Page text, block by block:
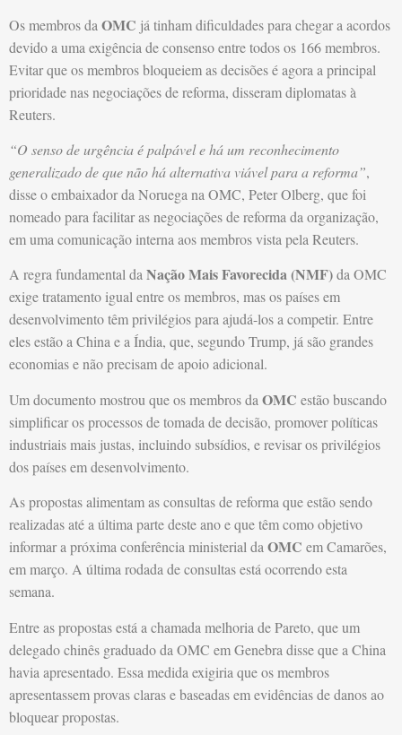
Os membros da OMC já tinham dificuldades para chegar a acordos
devido a uma exigência de consenso entre todos os 166 membros.
Evitar que os membros bloqueiem as decisões é agora a principal
prioridade nas negociações de reforma, disseram diplomatas à
Reuters.
“O senso de urgência é palpável e há um reconhecimento
generalizado de que não há alternativa viável para a reforma”,
disse o embaixador da Noruega na OMC, Peter Olberg, que foi
nomeado para facilitar as negociações de reforma da organização,
em uma comunicação interna aos membros vista pela Reuters.
A regra fundamental daNação Mais Favorecida (NMF)da OMC
exige tratamento igual entre os membros, mas os países em
desenvolvimento têm privilégios para ajudá-los a competir. Entre
eles estão a China e a Índia, que, segundo Trump, já são grandes
economias e não precisam de apoio adicional.
Um documento mostrou que os membros da OMC estão buscando
simplificar os processos de tomada de decisão, promover políticas
industriais mais justas, incluindo subsídios, e revisar os privilégios
dos países em desenvolvimento.
As propostas alimentam as consultas de reforma que estão sendo
realizadas até a última parte deste ano e que têm como objetivo
informar a próxima conferência ministerial da OMC em Camarões,
em março. A última rodada de consultas está ocorrendo esta
semana.
Entre as propostas está a chamada melhoria de Pareto, que um
delegado chinês graduado da OMC em Genebra disse que a China
havia apresentado. Essa medida exigiria que os membros
apresentassem provas claras e baseadas em evidências de danos ao
bloquear propostas.